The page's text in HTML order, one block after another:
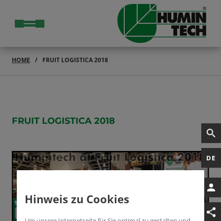
DE
HOME FRUIT LOGISTICA 2018
FRUIT LOGISTICA 2018
Hinweis zu Cookies